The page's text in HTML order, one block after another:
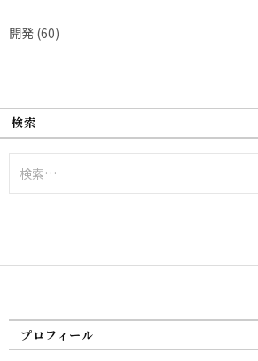
開発 (60)
検索
索:
プロフィール